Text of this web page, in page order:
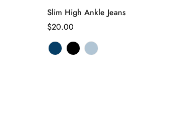
Sélectionnez
Slim High Ankle Jeans
Prix
habituel
$20.00